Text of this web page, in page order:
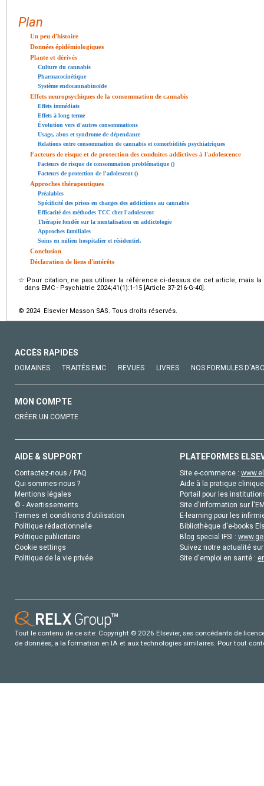
Plan
Un peu d'histoire
Données épidémiologiques
Plante et dérivés
Culture du cannabis
Pharmacocinétique
Système endocannabinoïde
Effets neuropsychiques de la consommation de cannabis
Effets immédiats
Effets à long terme
Évolution vers d'autres consommations
Usage, abus et syndrome de dépendance
Relations entre consommation de cannabis et comorbidités psychiatriques
Facteurs de risque et de protection des conduites addictives à l'adolescence
Facteurs de risque de consommation problématique ()
Facteurs de protection de l'adolescent ()
Approches thérapeutiques
Préalables
Spécificité des prises en charges des addictions au cannabis
Efficacité des méthodes TCC chez l'adolescent
Thérapie fondée sur la mentalisation en addictologie
Approches familiales
Soins en milieu hospitalier et résidentiel.
Conclusion
Déclaration de liens d'intérêts
☆ Pour citation, ne pas utiliser la référence ci-dessus de cet article, mais
dans EMC - Psychiatrie 2024;41(1):1-15 [Article 37-216-G-40].
© 2024 Elsevier Masson SAS. Tous droits réservés.
ACCÈS RAPIDES
DOMAINES TRAITÉS EMC REVUES LIVRES NOS FORMULES
MON COMPTE
CRÉER UN COMPTE
AIDE & SUPPORT
Contactez-nous / FAQ
Qui sommes-nous ?
Mentions légales
© - Avertissements
Termes et conditions d'utilisation
Politique rédactionnelle
Politique publicitaire
Cookie settings
Politique de la vie privée
PLATEFORMES
Site e-commerce :
Aide à la pratique
Portail pour les
Site d'information sur
E-learning pour les
Bibliothèque d'e-books
Blog special IFSI :
Suivez notre actualité
Site d'emploi en santé :
Tout le contenu de ce site: Copyright © 2026 Elsevier, ses concédants de
de données, a la formation en IA et aux technologies similaires. Pour tout